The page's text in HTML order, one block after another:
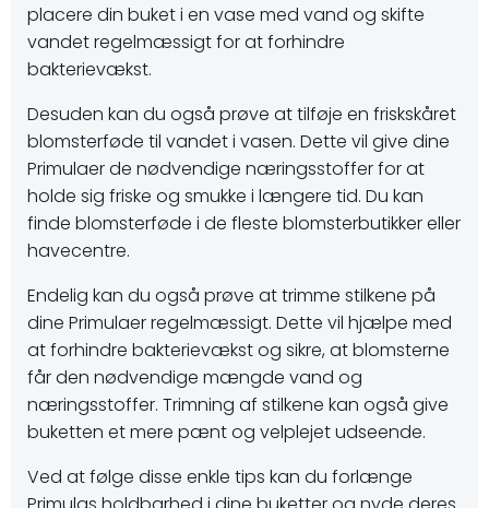
placere din buket i en vase med vand og skifte
vandet regelmæssigt for at forhindre
bakterievækst.
Desuden kan du også prøve at tilføje en friskskåret
blomsterføde til vandet i vasen. Dette vil give dine
Primulaer de nødvendige næringsstoffer for at
holde sig friske og smukke i længere tid. Du kan
finde blomsterføde i de fleste blomsterbutikker eller
havecentre.
Endelig kan du også prøve at trimme stilkene på
dine Primulaer regelmæssigt. Dette vil hjælpe med
at forhindre bakterievækst og sikre, at blomsterne
får den nødvendige mængde vand og
næringsstoffer. Trimning af stilkene kan også give
buketten et mere pænt og velplejet udseende.
Ved at følge disse enkle tips kan du forlænge